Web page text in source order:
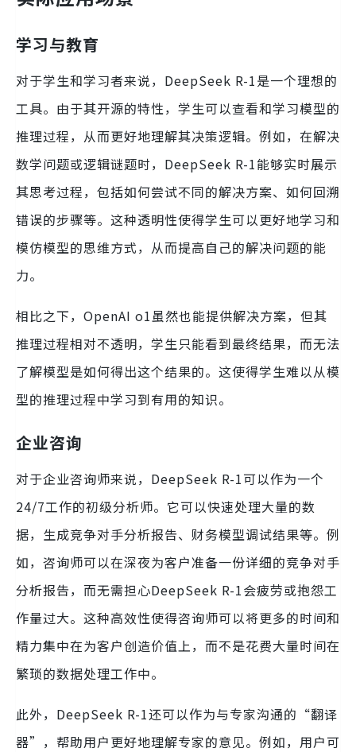
学习与教育
对于学生和学习者来说，DeepSeek R-1是一个理想的
工具。由于其开源的特性，学生可以查看和学习模型的
推理过程，从而更好地理解其决策逻辑。例如，在解决
数学问题或逻辑谜题时，DeepSeek R-1能够实时展示
其思考过程，包括如何尝试不同的解决方案、如何回溯
错误的步骤等。这种透明性使得学生可以更好地学习和
模仿模型的思维方式，从而提高自己的解决问题的能
力。
相比之下，OpenAI o1虽然也能提供解决方案，但其
推理过程相对不透明，学生只能看到最终结果，而无法
了解模型是如何得出这个结果的。这使得学生难以从模
型的推理过程中学习到有用的知识。
企业咨询
对于企业咨询师来说，DeepSeek R-1可以作为一个
24/7工作的初级分析师。它可以快速处理大量的数
据，生成竞争对手分析报告、财务模型调试结果等。例
如，咨询师可以在深夜为客户准备一份详细的竞争对手
分析报告，而无需担心DeepSeek R-1会疲劳或抱怨工
作量过大。这种高效性使得咨询师可以将更多的时间和
精力集中在为客户创造价值上，而不是花费大量时间在
繁琐的数据处理工作中。
此外，DeepSeek R-1还可以作为与专家沟通的“翻译
器”，帮助用户更好地理解专家的意见。例如，用户可